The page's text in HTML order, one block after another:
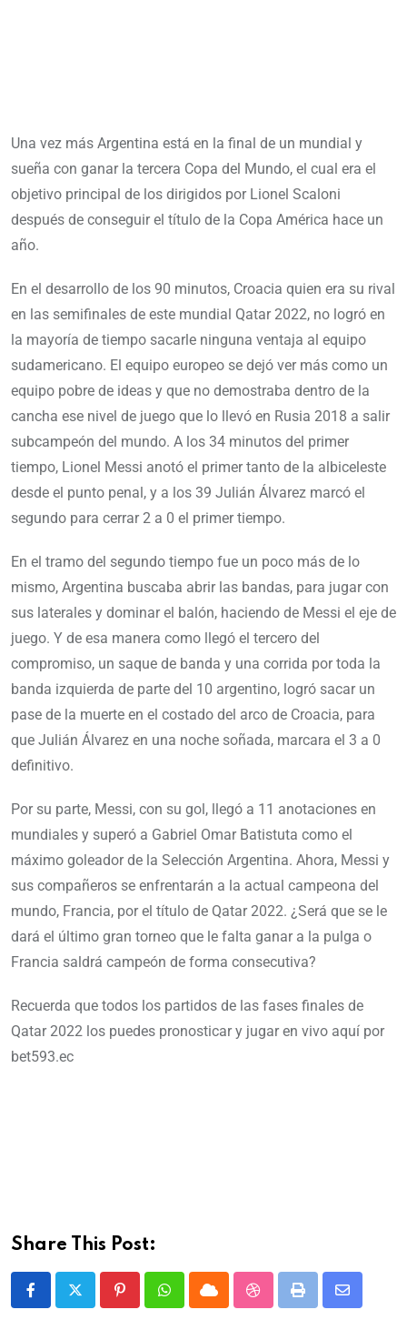
Una vez más Argentina está en la final de un mundial y
sueña con ganar la tercera Copa del Mundo, el cual era el
objetivo principal de los dirigidos por Lionel Scaloni
después de conseguir el título de la Copa América hace un
año.
En el desarrollo de los 90 minutos, Croacia quien era su rival
en las semifinales de este mundial Qatar 2022, no logró en
la mayoría de tiempo sacarle ninguna ventaja al equipo
sudamericano. El equipo europeo se dejó ver más como un
equipo pobre de ideas y que no demostraba dentro de la
cancha ese nivel de juego que lo llevó en Rusia 2018 a salir
subcampeón del mundo. A los 34 minutos del primer
tiempo, Lionel Messi anotó el primer tanto de la albiceleste
desde el punto penal, y a los 39 Julián Álvarez marcó el
segundo para cerrar 2 a 0 el primer tiempo.
En el tramo del segundo tiempo fue un poco más de lo
mismo, Argentina buscaba abrir las bandas, para jugar con
sus laterales y dominar el balón, haciendo de Messi el eje de
juego. Y de esa manera como llegó el tercero del
compromiso, un saque de banda y una corrida por toda la
banda izquierda de parte del 10 argentino, logró sacar un
pase de la muerte en el costado del arco de Croacia, para
que Julián Álvarez en una noche soñada, marcara el 3 a 0
definitivo.
Por su parte, Messi, con su gol, llegó a 11 anotaciones en
mundiales y superó a Gabriel Omar Batistuta como el
máximo goleador de la Selección Argentina. Ahora, Messi y
sus compañeros se enfrentarán a la actual campeona del
mundo, Francia, por el título de Qatar 2022. ¿Será que se le
dará el último gran torneo que le falta ganar a la pulga o
Francia saldrá campeón de forma consecutiva?
Recuerda que todos los partidos de las fases finales de
Qatar 2022 los puedes pronosticar y jugar en vivo aquí por
bet593.ec
Share This Post: